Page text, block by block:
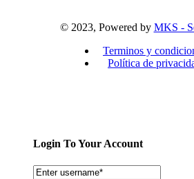
© 2023, Powered by MKS -
Terminos y
Política de
Login To Your Account